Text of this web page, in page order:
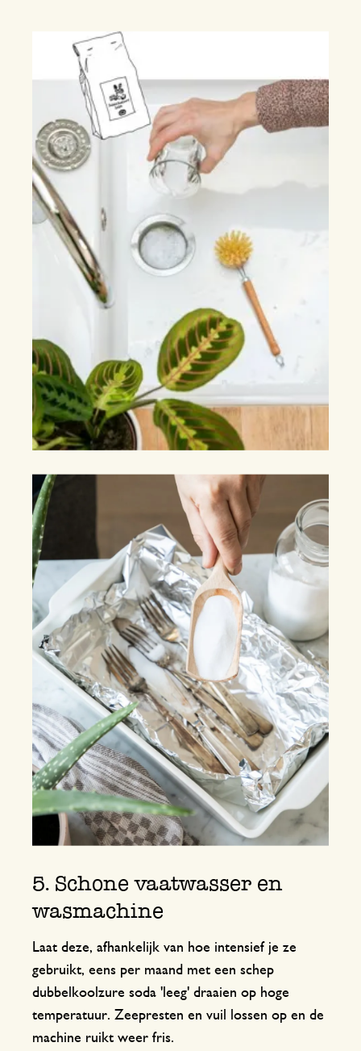
5. Schone vaatwasser en
wasmachine
Laat deze, afhankelijk van hoe intensief je ze
gebruikt, eens per maand met een schep
dubbelkoolzure soda 'leeg' draaien op hoge
temperatuur. Zeepresten en vuil lossen op en de
machine ruikt weer fris.